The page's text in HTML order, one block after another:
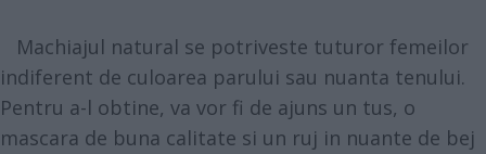
Machiajul natural se potriveste tuturor femeilor
indiferent de culoarea parului sau nuanta tenului.
Pentru a-l obtine, va vor fi de ajuns un tus, o
mascara de buna calitate si un ruj in nuante de bej